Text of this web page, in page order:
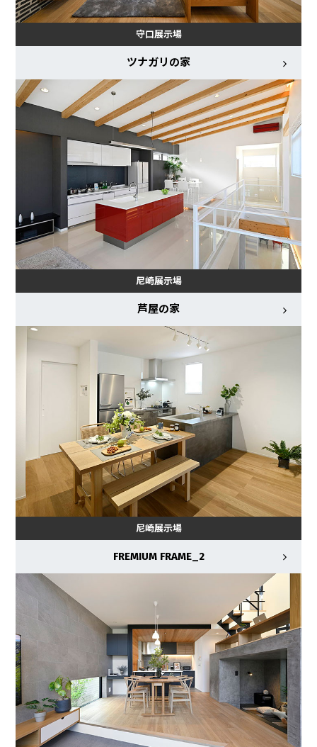
守口展示場
ツナガリの家
尼崎展示場
芦屋の家
尼崎展示場
FREMIUM FRAME_2